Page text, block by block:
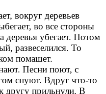
вокруг деревьев
во все стороны
деревья убегает. Потом
развеселился. То
помашет.
Песни поют, с
снуют. Вдруг что-то
другу прильнули. В